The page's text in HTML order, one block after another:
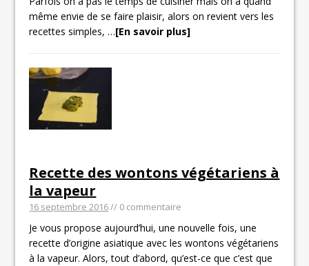
même envie de se faire plaisir, alors on revient vers les
recettes simples,…[En savoir plus]
Recette des wontons végétariens à
la vapeur
16 septembre 2016// 0 commentaire
Je vous propose aujourd’hui, une nouvelle fois, une
recette d’origine asiatique avec les wontons végétariens
à la vapeur. Alors, tout d’abord, qu’est-ce que c’est que